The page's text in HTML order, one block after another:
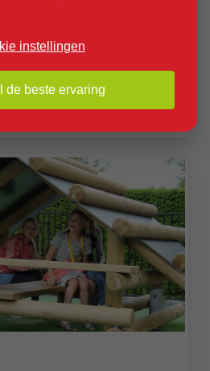
instellingen
de beste ervaring